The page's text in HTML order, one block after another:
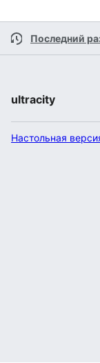
Последний
ultracity
Настольная